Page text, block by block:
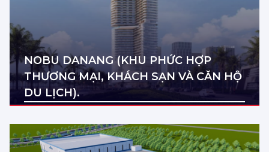
NOBU DANANG (KHU PHỨC HỢP
THƯƠNG MẠI, KHÁCH SẠN VÀ CĂN HỘ
DU LỊCH).
Diện tích: 48.510 m2